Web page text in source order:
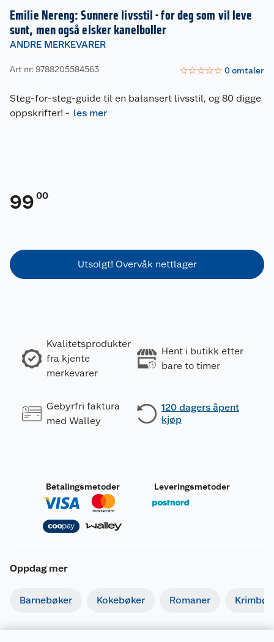
Emilie Nereng: Sunnere livsstil - for deg som vil leve
sunt, men også elsker kanelboller
ANDRE MERKEVARER
Art nr: 9788205584563 ☆☆☆☆☆ 0omtaler
Steg-for-steg-guide til en balansert livsstil, og 80 digge
oppskrifter! - les mer
99 00
Utsolgt! Overvåk nettlager
Kvalitetsprodukter
fra kjente
merkevarer
Hent i butikk etter
bare to timer
Gebyrfri faktura
med Walley
120 dagers åpent
kjøp
Betalingsmetoder Leveringsmetoder
Oppdag mer
Barnebøker Kokebøker Romaner